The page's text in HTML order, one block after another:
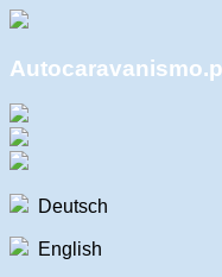
Deutsch
English